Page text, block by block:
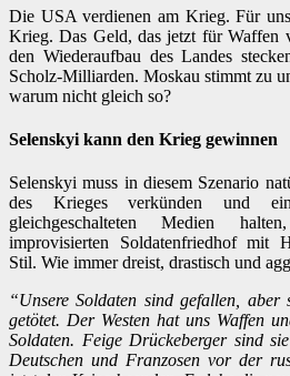
Die USA verdienen am Krieg. Für
Krieg. Das Geld, das jetzt für Waffen
den Wiederaufbau des Landes
Scholz-Milliarden. Moskau stimmt zu
warum nicht gleich so?
Selenskyi kann den Krieg gewinnen
Selenskyi muss in diesem Szenario
des Krieges verkünden und
gleichgeschalteten Medien
improvisierten Soldatenfriedhof mit
Stil. Wie immer dreist, drastisch und
“Unsere Soldaten sind gefallen, aber
getötet. Der Westen hat uns Waffen
Soldaten. Feige Drückeberger sind
Deutschen und Franzosen vor der